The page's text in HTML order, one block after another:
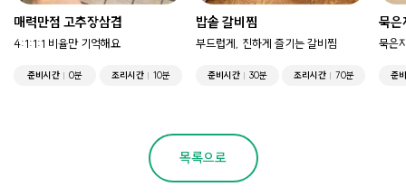
매력만점 고추장삼겹
4:1:1:1 비율만 기억해요
준비시간 0분 조리시간 10분
밥솥 갈비찜
부드럽게, 진하게 즐기는 갈비찜
준비시간 30분 조리시간 70분
묵은
묵은
준
목록으로